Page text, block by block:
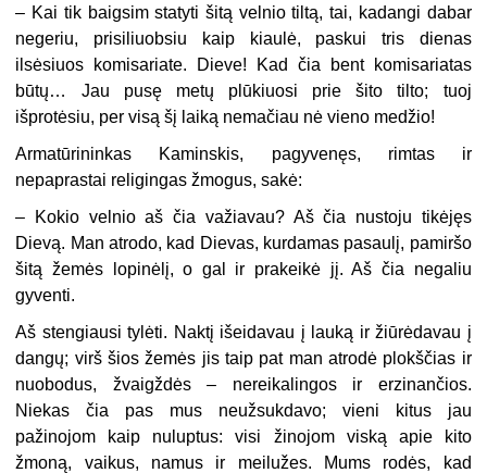
– Kai tik baigsim statyti šitą velnio tiltą, tai, kadangi dabar
negeriu, prisiliuobsiu kaip kiaulė, paskui tris dienas
ilsėsiuos komisariate. Dieve! Kad čia bent komisariatas
būtų… Jau pusę metų plūkiuosi prie šito tilto; tuoj
išprotėsiu, per visą šį laiką nemačiau nė vieno medžio!
Armatūrininkas Kaminskis, pagyvenęs, rimtas ir
nepaprastai religingas žmogus, sakė:
– Kokio velnio aš čia važiavau? Aš čia nustoju tikėjęs
Dievą. Man atrodo, kad Dievas, kurdamas pasaulį, pamiršo
šitą žemės lopinėlį, o gal ir prakeikė jį. Aš čia negaliu
gyventi.
Aš stengiausi tylėti. Naktį išeidavau į lauką ir žiūrėdavau į
dangų; virš šios žemės jis taip pat man atrodė plokščias ir
nuobodus, žvaigždės – nereikalingos ir erzinančios.
Niekas čia pas mus neužsukdavo; vieni kitus jau
pažinojom kaip nuluptus: visi žinojom viską apie kito
žmoną, vaikus, namus ir meilužes. Mums rodės, kad